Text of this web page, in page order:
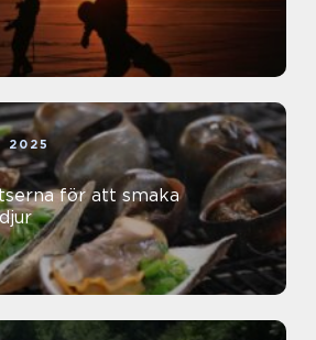
2025
för att smaka